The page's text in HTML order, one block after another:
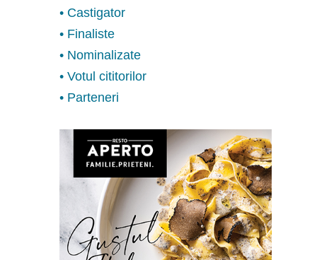
• Castigator
• Finaliste
• Nominalizate
• Votul cititorilor
• Parteneri